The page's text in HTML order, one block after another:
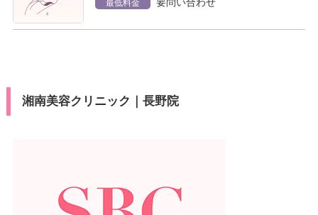
最低料金 要問い合わせ
湘南美容クリニック｜長野院